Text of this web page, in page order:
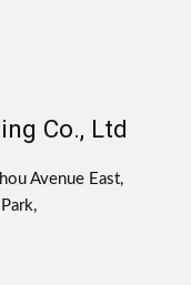
Co., Ltd
Avenue East,